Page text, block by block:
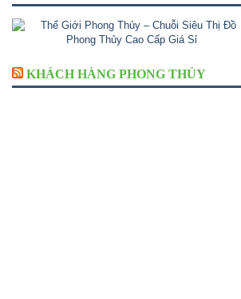
KHÁCH HÀNG PHONG THỦY